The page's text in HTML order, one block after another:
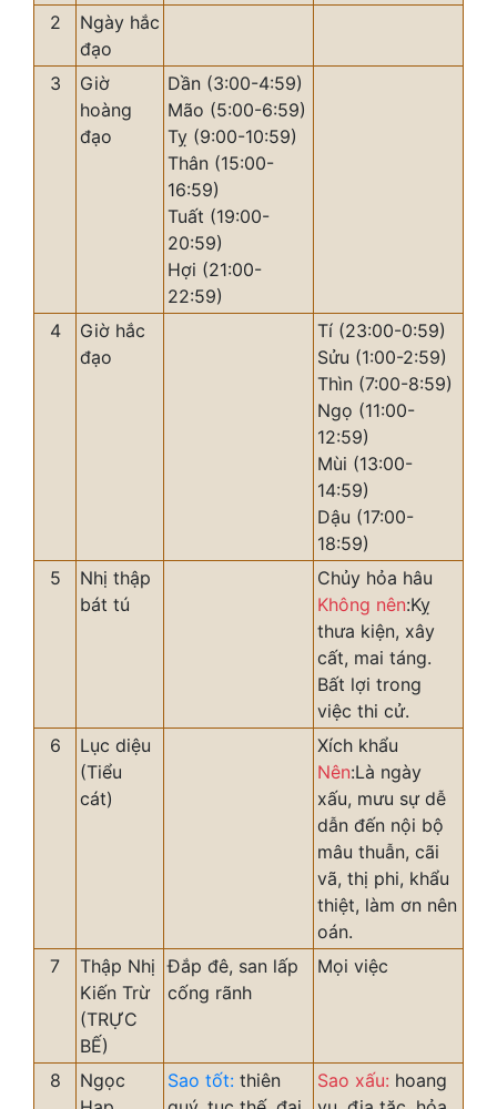
2
Ngày hắc
đạo
3
Giờ
hoàng
đạo
Dần (3:00-4:59)
Mão (5:00-6:59)
Tỵ (9:00-10:59)
Thân (15:00-
16:59)
Tuất (19:00-
20:59)
Hợi (21:00-
22:59)
4
Giờ hắc
đạo
Tí (23:00-0:59)
Sửu (1:00-2:59)
Thìn (7:00-8:59)
Ngọ (11:00-
12:59)
Mùi (13:00-
14:59)
Dậu (17:00-
18:59)
5
Nhị thập
bát tú
Chủy hỏa hâu
Không nên:Kỵ
thưa kiện, xây
cất, mai táng.
Bất lợi trong
việc thi cử.
6
Lục diệu
(Tiểu
cát)
Xích khẩu
Nên:Là ngày
xấu, mưu sự dễ
dẫn đến nội bộ
mâu thuẫn, cãi
vã, thị phi, khẩu
thiệt, làm ơn nên
oán.
7
Thập Nhị
Kiến Trừ
(TRỰC
BẾ)
Đắp đê, san lấp
cống rãnh
Mọi việc
8
Ngọc
Sao tốt: thiên
Sao xấu: hoang